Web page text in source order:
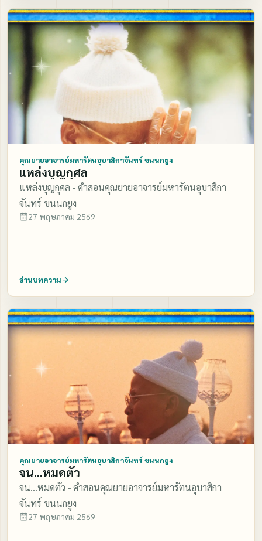
คุณยายอาจารย์มหารัตนอุบาสิกาจันทร์ ขนนกยูง
แหล่งบุญกุศล
แหล่งบุญกุศล - คำสอนคุณยายอาจารย์มหารัตนอุบาสิกา
จันทร์ ขนนกยูง
27 พฤษภาคม 2569
อ่านบทความ
คุณยายอาจารย์มหารัตนอุบาสิกาจันทร์ ขนนกยูง
จน...หมดตัว
จน...หมดตัว - คำสอนคุณยายอาจารย์มหารัตนอุบาสิกา
จันทร์ ขนนกยูง
27 พฤษภาคม 2569